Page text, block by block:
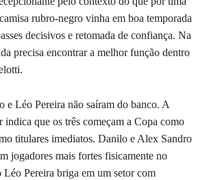
rubro-negro vinha em boa temporada
decisivos e retomada de confiança. Na
precisa encontrar a melhor função dentro
e Léo Pereira não saíram do banco. A
indica que os três começam a Copa como
titulares imediatos. Danilo e Alex Sandro
jogadores mais fortes fisicamente no
Léo Pereira briga em um setor com